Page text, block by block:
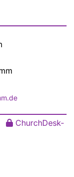
ChurchDesk-